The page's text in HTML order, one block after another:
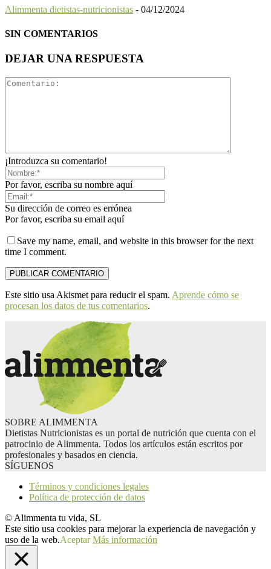
Alimmenta dietistas-nutricionistas - 04/12/2024
SIN COMENTARIOS
DEJAR UNA RESPUESTA
¡Introduzca su comentario!
Por favor, escriba su nombre aquí
Su dirección de correo es errónea
Por favor, escriba su email aquí
Save my name, email, and website in this browser for the next
time I comment.
Este sitio usa Akismet para reducir el spam. Aprende cómo se
procesan los datos de tus comentarios.
SOBRE ALIMMENTA
Dietistas Nutricionistas es un portal de nutrición que cuenta con el
patrocinio de Alimmenta. Todos los artículos están escritos por
profesionales y basados en ciencia.
SÍGUENOS
Términos y condiciones legales
Política de protección de datos
© Alimmenta tu vida, SL
Este sitio usa cookies para mejorar la experiencia de navegación y
uso de la web.Aceptar Más información